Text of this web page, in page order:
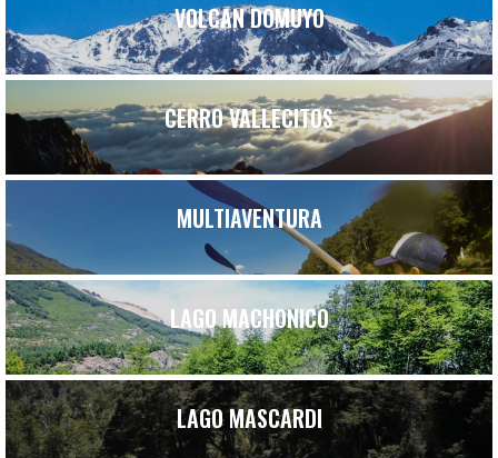
VOLCAN DOMUYO
CERRO VALLECITOS
MULTIAVENTURA
LAGO MACHONICO
LAGO MASCARDI